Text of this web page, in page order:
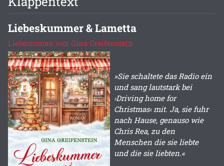
Liebeskummer & Lametta
Liebesroman von Gina Greifenstein
»Sie schaltete das Radio ein
und sang lautstark bei
›Driving home for
Christmas‹ mit. Ja, sie fuhr
nach Hause, genauso wie
Chris Rea, zu den
Menschen die sie liebte
und die sie liebten.«